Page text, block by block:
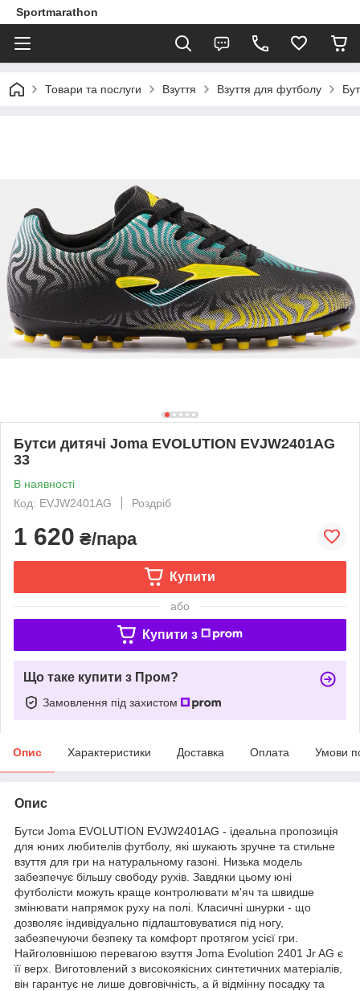
Sportmarathon
Товари та послуги Взуття Взуття для футболу
Бутси дитячі Joma EVOLUTION EVJW2401AG
33
В наявності
Код: EVJW2401AG
Роздріб
1 620 ₴/пара
Купити
або
Купити з
Що таке купити з Пром?
Замовлення під захистом
Опис Характеристики Доставка Оплата Умови
Опис
Бутси Joma EVOLUTION EVJW2401AG - ідеальна пропозиція
для юних любителів футболу, які шукають зручне та стильне
взуття для гри на натуральному газоні. Низька модель
забезпечує більшу свободу рухів. Завдяки цьому юні
футболісти можуть краще контролювати м'яч та швидше
змінювати напрямок руху на полі. Класичні шнурки - що
дозволяє індивідуально підлаштовуватися під ногу,
забезпечуючи безпеку та комфорт протягом усієї гри.
Найголовнішою перевагою взуття Joma Evolution 2401 Jr AG є
її верх. Виготовлений з високоякісних синтетичних матеріалів,
він гарантує не лише довговічність, а й відмінну посадку та